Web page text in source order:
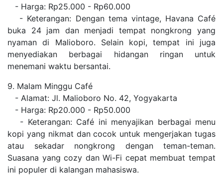
- Harga: Rp25.000 - Rp60.000
- Keterangan: Dengan tema vintage, Havana Café
buka 24 jam dan menjadi tempat nongkrong yang
nyaman di Malioboro. Selain kopi, tempat ini juga
menyediakan berbagai hidangan ringan untuk
menemani waktu bersantai.
9. Malam Minggu Café
- Alamat: Jl. Malioboro No. 42, Yogyakarta
- Harga: Rp20.000 - Rp50.000
- Keterangan: Café ini menyajikan berbagai menu
kopi yang nikmat dan cocok untuk mengerjakan tugas
atau sekadar nongkrong dengan teman-teman.
Suasana yang cozy dan Wi-Fi cepat membuat tempat
ini populer di kalangan mahasiswa.